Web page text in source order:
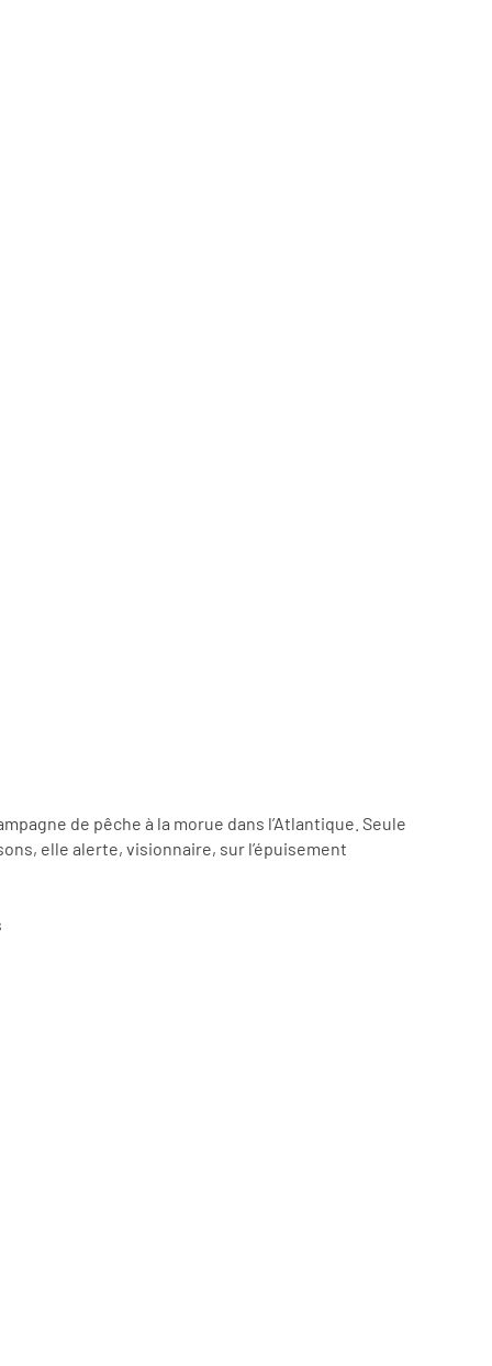
de pêche à la morue dans l’Atlantique. Seule
elle alerte, visionnaire, sur l’épuisement